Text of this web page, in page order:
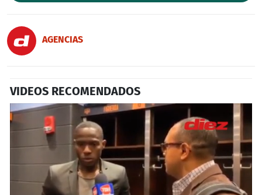
AGENCIAS
VIDEOS RECOMENDADOS